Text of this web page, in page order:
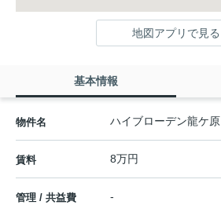
地図アプリで見る
基本情報
物件名 ハイブローデン龍ケ原
賃料 8万円
管理 / 共益費 -